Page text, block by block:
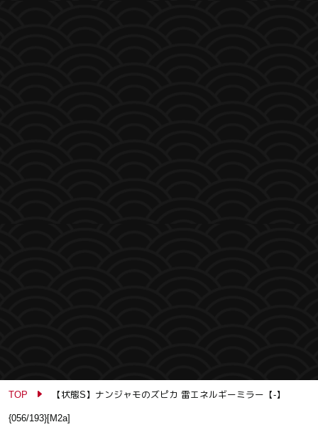
TOP 【状態S】ナンジャモのズピカ 雷エネルギーミラー【-】
{056/193}[M2a]